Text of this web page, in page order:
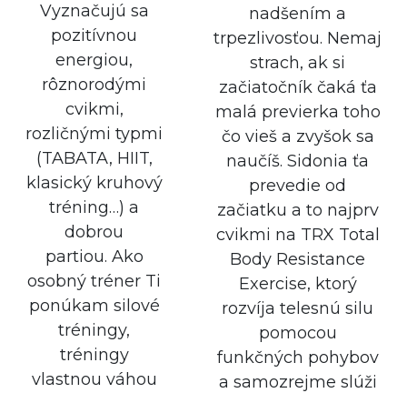
Vyznačujú sa
pozitívnou
energiou,
rôznorodými
cvikmi,
rozličnými typmi
(TABATA, HIIT,
klasický kruhový
tréning…) a
dobrou
partiou. Ako
osobný tréner Ti
ponúkam silové
tréningy,
tréningy
vlastnou váhou
nadšením a
trpezlivosťou. Nemaj
strach, ak si
začiatočník čaká ťa
malá previerka toho
čo vieš a zvyšok sa
naučíš. Sidonia ťa
prevedie od
začiatku a to najprv
cvikmi na TRX Total
Body Resistance
Exercise, ktorý
rozvíja telesnú silu
pomocou
funkčných pohybov
a samozrejme slúži